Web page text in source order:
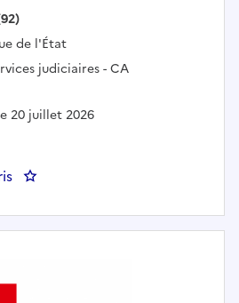
:de l'État
judiciaires - CA
20 juillet 2026
: Adjoint administratif- Tribunal